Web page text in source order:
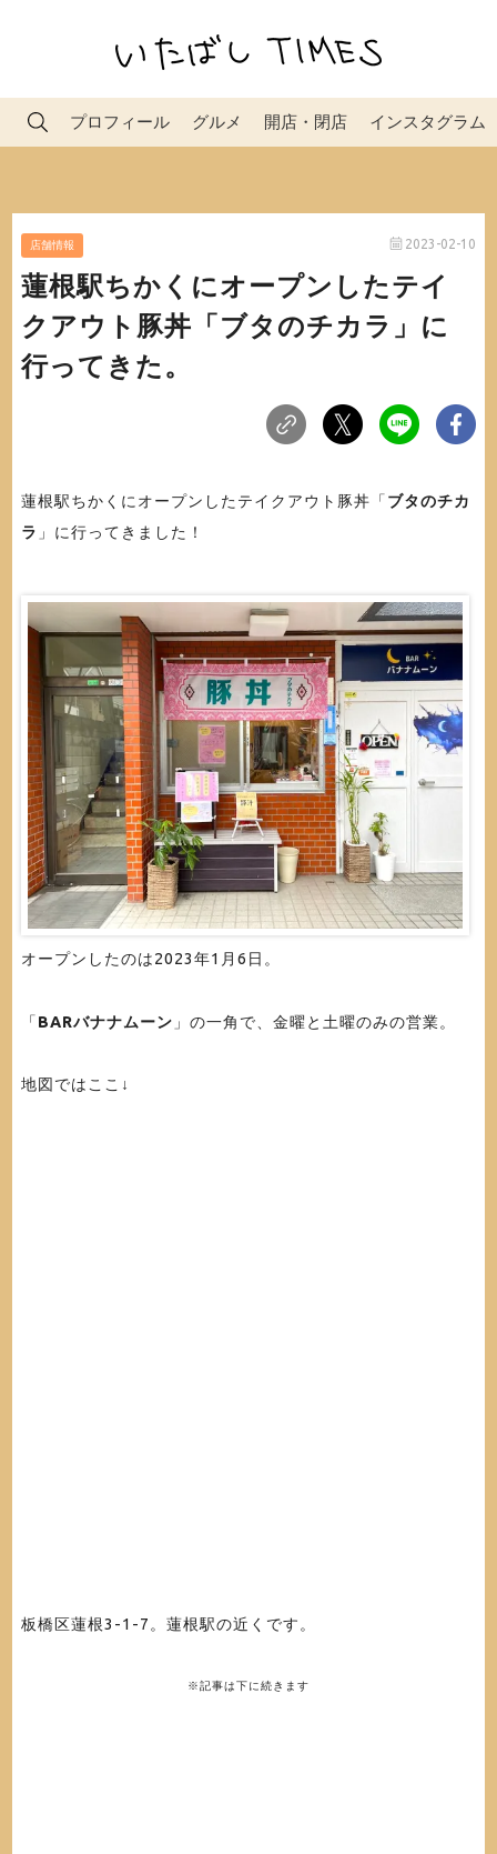
プロフィール グルメ 開店・閉店 インスタグラム
店舗情報 2023-02-10
蓮根駅ちかくにオープンしたテイ
クアウト豚丼「ブタのチカラ」に
行ってきた。
蓮根駅ちかくにオープンしたテイクアウト豚丼「 ブタのチカ
ラ 」に行ってきました！
オープンしたのは2023年1月6日。
「 BARバナナムーン 」の一角で、金曜と土曜のみの営業。
地図ではここ↓
板橋区蓮根3-1-7。蓮根駅の近くです。
※記事は下に続きます